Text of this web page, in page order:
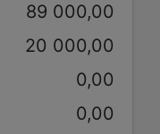
89 000,00
20 000,00
0,00
0,00